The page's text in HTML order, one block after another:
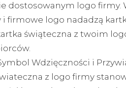
dostosowanym logo firmy.
i firmowe logo nadadzą
świąteczna z twoim
Wdzięczności i
z logo firmy